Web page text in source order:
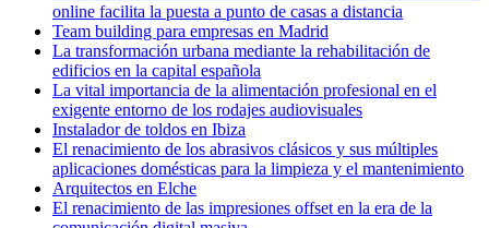
online facilita la puesta a punto de casas a distancia
Team building para empresas en Madrid
La transformación urbana mediante la rehabilitación de
edificios en la capital española
La vital importancia de la alimentación profesional en el
exigente entorno de los rodajes audiovisuales
Instalador de toldos en Ibiza
El renacimiento de los abrasivos clásicos y sus múltiples
aplicaciones domésticas para la limpieza y el mantenimiento
Arquitectos en Elche
El renacimiento de las impresiones offset en la era de la